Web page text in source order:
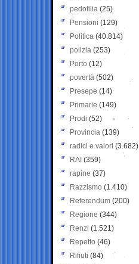
pedofilia (25)
Pensioni (129)
Politica (40.814)
polizia (253)
Porto (12)
povertà (502)
Presepe (14)
Primarie (149)
Prodi (52)
Provincia (139)
radici e valori (3.682)
RAI (359)
rapine (37)
Razzismo (1.410)
Referendum (200)
Regione (344)
Renzi (1.521)
Repetto (46)
Rifiuti (84)